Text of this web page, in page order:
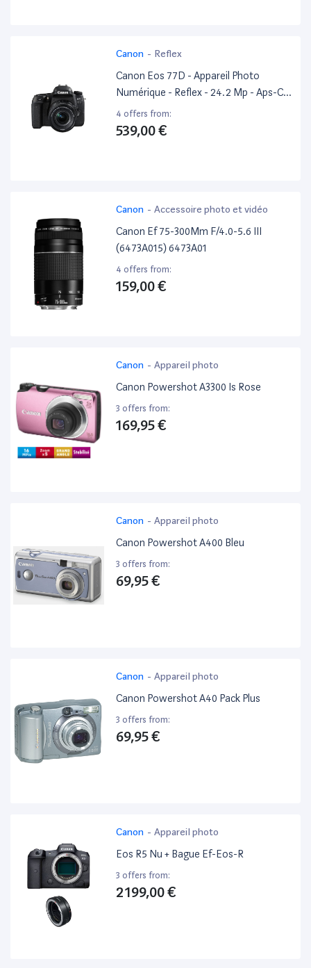
Canon - Reflex
Canon Eos 77D - Appareil Photo
Numérique - Reflex - 24.2 Mp - Aps-C -
1080P / 60 Pi/S - 3X Zoom Optique
Objectif Ef-S 18-55 Mm Is Stm - Wi-Fi,
4 offers from:
539,00 €
Canon - Accessoire photo et vidéo
Canon Ef 75-300Mm F/4.0-5.6 III
(6473A015) 6473A01
4 offers from:
159,00 €
Canon - Appareil photo
Canon Powershot A3300 Is Rose
3 offers from:
169,95 €
Canon - Appareil photo
Canon Powershot A400 Bleu
3 offers from:
69,95 €
Canon - Appareil photo
Canon Powershot A40 Pack Plus
3 offers from:
69,95 €
Canon - Appareil photo
Eos R5 Nu + Bague Ef-Eos-R
3 offers from:
2 199,00 €